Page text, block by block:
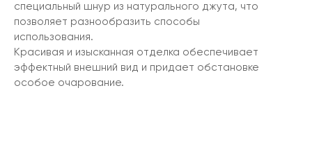
специальный шнур из натурального джута, что
позволяет разнообразить способы
использования.
Красивая и изысканная отделка обеспечивает
эффектный внешний вид и придает обстановке
особое очарование.